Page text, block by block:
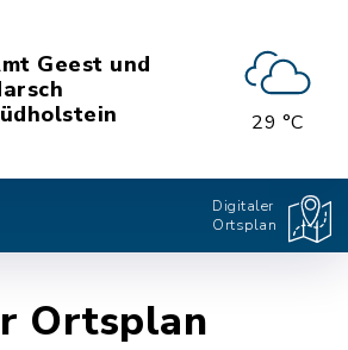
Geest und
29 °C
Digitaler
Ortsplan
Ortsplan